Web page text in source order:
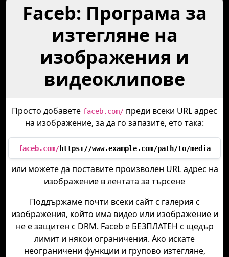
Faceb: Програма за
изтегляне на
изображения и
видеоклипове
Просто добавете faceb.com/ преди всеки URL адрес
на изображение, за да го запазите, ето така:
faceb.com/https://www.example.com/path/to/media
или можете да поставите произволен URL адрес на
изображение в лентата за търсене
Поддържаме почти всеки сайт с галерия с
изображения, който има видео или изображение и
не е защитен с DRM. Faceb е БЕЗПЛАТЕН с щедър
лимит и някои ограничения. Ако искате
неограничени функции и групово изтегляне,